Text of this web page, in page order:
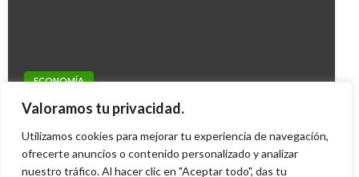
Valoramos tu privacidad.
Utilizamos cookies para mejorar tu experiencia de navegación,
ofrecerte anuncios o contenido personalizado y analizar
nuestro tráfico. Al hacer clic en "Aceptar todo", das tu
ECONOMÍA
Trabajo: Hotel W Bogotá necesita 200
Iván Briceño martes octubre 14, 2014